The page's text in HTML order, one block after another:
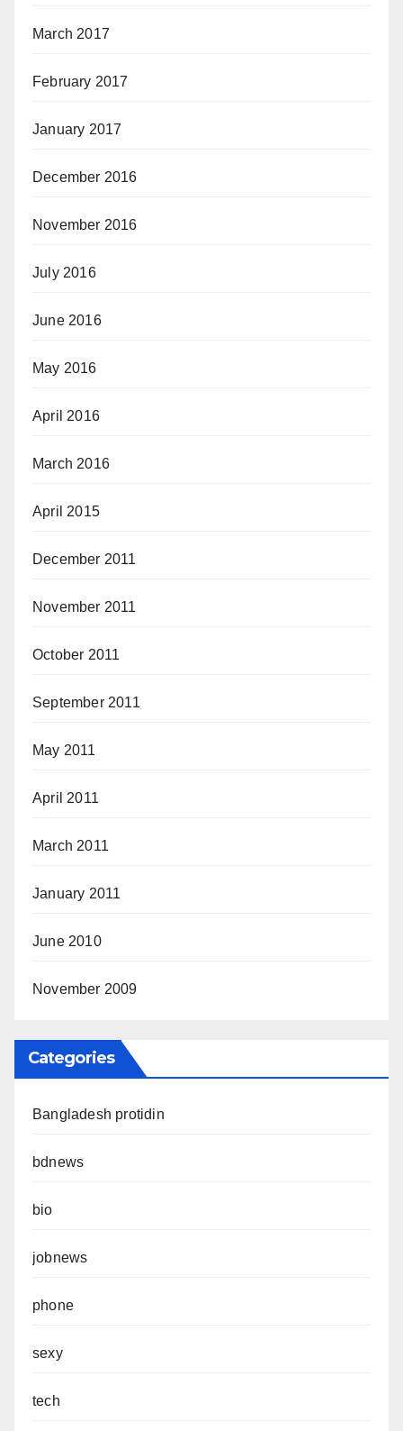
March 2017
February 2017
January 2017
December 2016
November 2016
July 2016
June 2016
May 2016
April 2016
March 2016
April 2015
December 2011
November 2011
October 2011
September 2011
May 2011
April 2011
March 2011
January 2011
June 2010
November 2009
Categories
Bangladesh protidin
bdnews
bio
jobnews
phone
sexy
tech